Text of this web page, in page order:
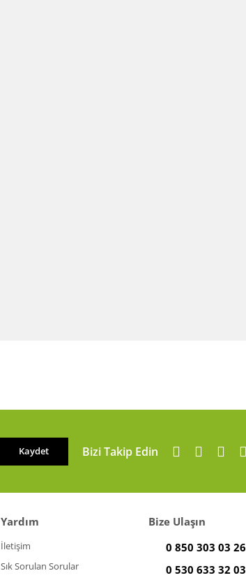
Kaydet Bizi Takip Edin
Yardım
İletişim
Sık Sorulan Sorular
Bize Ulaşın
0 850 303 03 26
0 530 633 32 03